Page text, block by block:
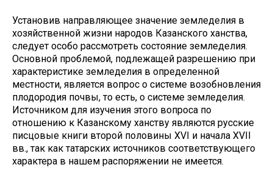
Установив направляющее значение земледелия в
хозяйственной жизни народов Казанского ханства,
следует особо рассмотреть состояние земледелия.
Основной проблемой, подлежащей разрешению при
характеристике земледелия в определенной
местности, является вопрос о системе возобновления
плодородия почвы, то есть, о системе земледелия.
Источником для изучения этого вопроса по
отношению к Казанскому ханству являются русские
писцовые книги второй половины ХVI и начала ХVII
вв., так как татарских источников соответствующего
характера в нашем распоряжении не имеется.